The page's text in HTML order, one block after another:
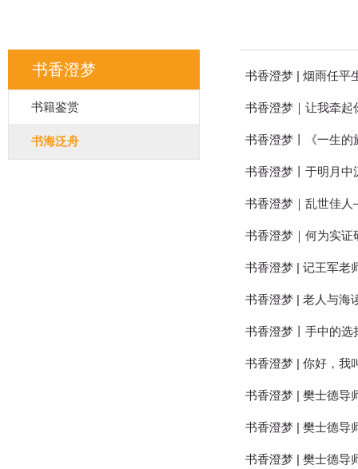
书香澄梦
书籍鉴赏
书海泛舟
书香澄梦 | 烟雨任平
书香澄梦｜让我牵
书香澄梦丨《一生的
书香澄梦丨于明月中
书香澄梦｜乱世佳
书香澄梦｜何为实
书香澄梦 | 记王军
书香澄梦 | 老人与
书香澄梦丨手中的
书香澄梦 | 你好，
书香澄梦 | 樊士德导
书香澄梦 | 樊士德导
书香澄梦 | 樊士德导